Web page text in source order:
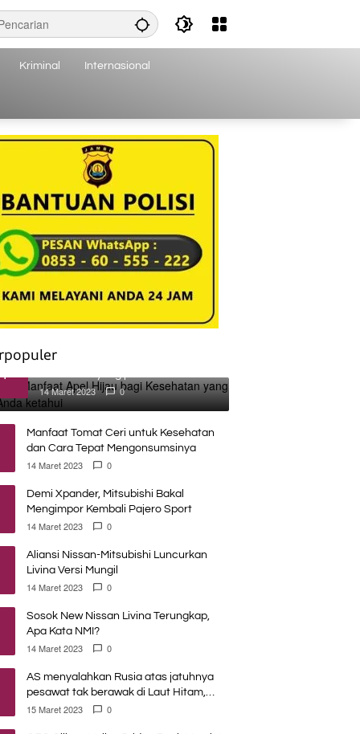
Kriminal Internasional
1
Banyak Manfaat Apel Hijau bagi
ketahui
14 Maret 2023 0
Manfaat Tomat Ceri untuk Kesehatan
dan Cara Tepat Mengonsumsinya
14 Maret 2023 0
Demi Xpander, Mitsubishi Bakal
Mengimpor Kembali Pajero Sport
14 Maret 2023 0
Aliansi Nissan-Mitsubishi Luncurkan
Livina Versi Mungil
14 Maret 2023 0
Sosok New Nissan Livina Terungkap,
Apa Kata NMI?
14 Maret 2023 0
AS menyalahkan Rusia atas jatuhnya
pesawat tak berawak di Laut Hitam,
Moskow menyangkal
15 Maret 2023 0